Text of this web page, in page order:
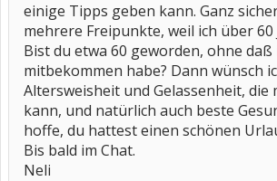
einige Tipps geben kann. Ganz
mehrere Freipunkte, weil ich über 60
Bist du etwa 60 geworden, ohne daß
mitbekommen habe? Dann wünsch
Altersweisheit und Gelassenheit, die
kann, und natürlich auch beste
hoffe, du hattest einen schönen
Bis bald im Chat.
Neli